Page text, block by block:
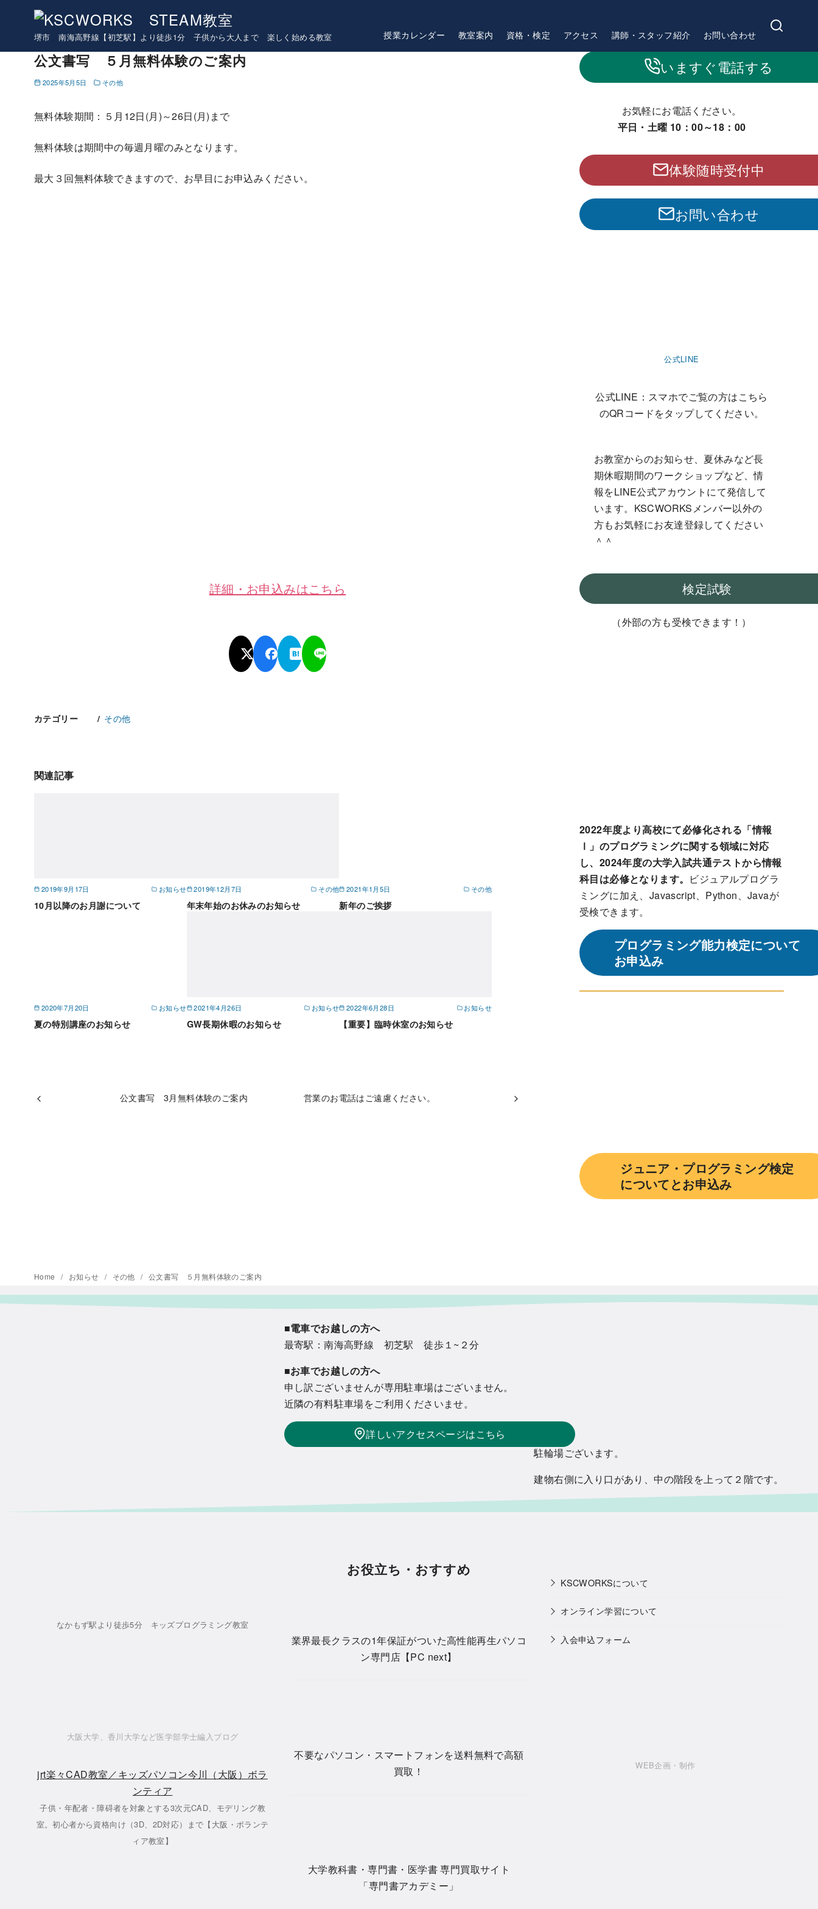
堺市 南海高野線【初芝駅】より徒歩1分 子供から大人まで 楽しく始める教室 授業カレンダー 教室案内 資格・検定 アクセス 講師・スタッフ紹介 お問い合わせ
公文書写 ５月無料体験のご案内
2025年5月5日 その他
無料体験期間：５月12日(月)～26日(月)まで
無料体験は期間中の毎週月曜のみとなります。
最大３回無料体験できますので、お早目にお申込みください。
詳細・お申込みはこちら
カテゴリー その他
関連記事
2019年9月17日 お知らせ
10月以降のお月謝について
2019年12月7日 その他
年末年始のお休みのお知らせ
2021年1月5日 その他
新年のご挨拶
2020年7月20日 お知らせ
夏の特別講座のお知らせ
2021年4月26日 お知らせ
GW長期休暇のお知らせ
2022年6月28日 お知らせ
【重要】臨時休室のお知らせ
公文書写 3月無料体験のご案内 営業のお電話はご遠慮ください。
いますぐ電話する
お気軽にお電話ください。
平日・土曜 10：00～18：00
体験随時受付中
お問い合わせ
公式LINE
公式LINE：スマホでご覧の方はこちら
のQRコードをタップしてください。
お教室からのお知らせ、夏休みなど長
期休暇期間のワークショップなど、情
報をLINE公式アカウントにて発信して
います。KSCWORKSメンバー以外の
方もお気軽にお友達登録してください
＾＾
検定試験
（外部の方も受検できます！）
2022年度より高校にて必修化される「情報
Ⅰ」のプログラミングに関する領域に対応
し、2024年度の大学入試共通テストから情報
科目は必修となります。 ビジュアルプログラ
ミングに加え、Javascript、Python、Javaが
受検できます。
プログラミング能力検定について
お申込み
ジュニア・プログラミング検定
についてとお申込み
Home お知らせ その他 公文書写 ５月無料体験のご案内
■電車でお越しの方へ
最寄駅：南海高野線 初芝駅 徒歩１~２分
■お車でお越しの方へ
申し訳ございませんが専用駐車場はございません。
近隣の有料駐車場をご利用くださいませ。
詳しいアクセスページはこちら
駐輪場ございます。
建物右側に入り口があり、中の階段を上って２階です。
なかもず駅より徒歩5分 キッズプログラミング教室
大阪大学、香川大学など医学部学士編入ブログ
jrt楽々CAD教室／キッズパソコン今川（大阪）ボラ
ンティア
子供・年配者・障碍者を対象とする3次元CAD、モデリング教
室。初心者から資格向け（3D、2D対応）まで【大阪・ボランテ
ィア教室】
お役立ち・おすすめ
業界最長クラスの1年保証がついた高性能再生パソコ
ン専門店【PC next】
不要なパソコン・スマートフォンを送料無料で高額
買取！
大学教科書・専門書・医学書 専門買取サイト
「専門書アカデミー」
KSCWORKSについて
オンライン学習について
入会申込フォーム
WEB企画・制作